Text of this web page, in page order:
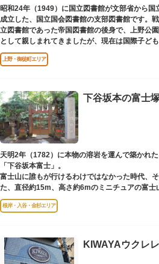
昭和24年（1949）に国立図書館が文部省から国
成立した、国立国会図書館の支部図書館です。
立図書館であった帝国図書館の後身で、上野公
として親しまれてきましたが、現在は国際子ど
た。
上野・御徒町エリア
下谷坂本の富士
天明2年（1782）に本物の溶岩を運んで築かれ
「下谷坂本富士」。
富士山に誰もが行けるわけではなかった時代、
た、直径約15m、高さ約6mのミニチュアの富士
あります。
一合目から順に十合目まで記されており、南無
形民俗文化財に指定されています。
富士山に合わせて、お山開きが行われ、6月30
根岸・入谷・金杉エリア
KIWAYAウクレ